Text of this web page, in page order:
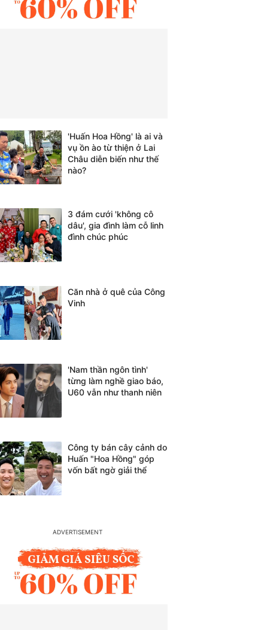
'Huấn Hoa Hồng' là ai và
vụ ồn ào từ thiện ở Lai
Châu diễn biến như thế
nào?
3 đám cưới 'không cô
dâu', gia đình làm cỗ linh
đình chúc phúc
Căn nhà ở quê của Công
Vinh
'Nam thần ngôn tình'
từng làm nghề giao báo,
U60 vẫn như thanh niên
Công ty bán cây cảnh do
Huấn "Hoa Hồng" góp
vốn bất ngờ giải thể